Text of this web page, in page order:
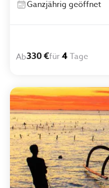
Ganzjährig geöffnet
Ab330 €für4Tage